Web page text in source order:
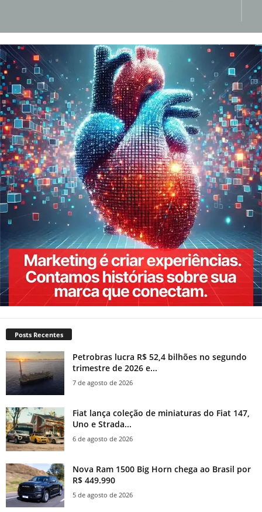
Posts Recentes
Petrobras lucra R$ 52,4 bilhões no segundo
trimestre de 2026 e...
7 de agosto de 2026
Fiat lança coleção de miniaturas do Fiat 147,
Uno e Strada...
6 de agosto de 2026
Nova Ram 1500 Big Horn chega ao Brasil por
R$ 449.990
5 de agosto de 2026